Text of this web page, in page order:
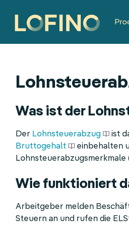
Was ist der
Der Lohnsteuerabzug
ist
Bruttogehalt
einbehalten
Lohnsteuerabzugsmerkmale
Wie funktioniert
Arbeitgeber melden
Steuern an und rufen die